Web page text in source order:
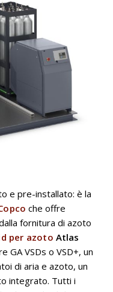
e pre-installato: è la
che offre
fornitura di azoto
per azoto Atlas
GA VSDs o VSD+, un
di aria e azoto, un
integrato. Tutti i